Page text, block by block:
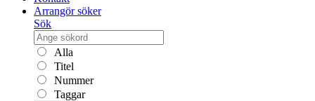
Arrangör söker
Sök
Alla
Titel
Nummer
Taggar